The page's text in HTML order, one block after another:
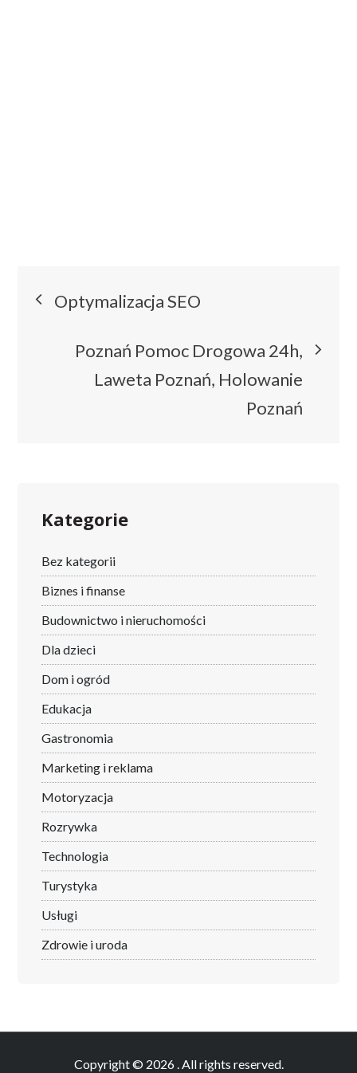
Nawigacja
wpisu
Optymalizacja SEO
Poznań Pomoc Drogowa 24h,
Laweta Poznań, Holowanie
Poznań
Kategorie
Bez kategorii
Biznes i finanse
Budownictwo i nieruchomości
Dla dzieci
Dom i ogród
Edukacja
Gastronomia
Marketing i reklama
Motoryzacja
Rozrywka
Technologia
Turystyka
Usługi
Zdrowie i uroda
Copyright © 2026. All rights reserved.